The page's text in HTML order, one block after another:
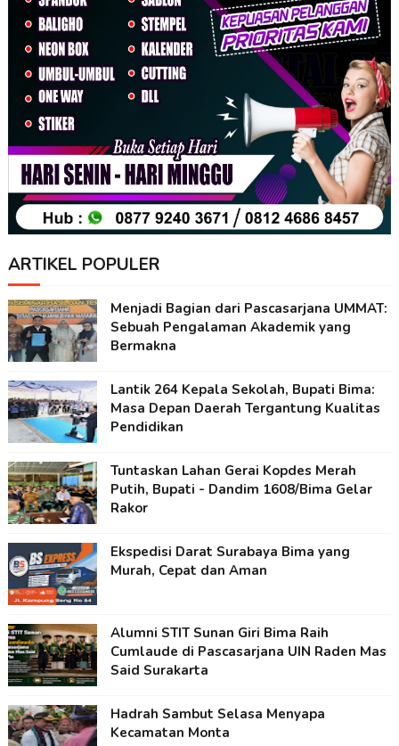
ARTIKEL POPULER
Menjadi Bagian dari Pascasarjana UMMAT:
Sebuah Pengalaman Akademik yang
Bermakna
Lantik 264 Kepala Sekolah, Bupati Bima:
Masa Depan Daerah Tergantung Kualitas
Pendidikan
Tuntaskan Lahan Gerai Kopdes Merah
Putih, Bupati - Dandim 1608/Bima Gelar
Rakor
Ekspedisi Darat Surabaya Bima yang
Murah, Cepat dan Aman
Alumni STIT Sunan Giri Bima Raih
Cumlaude di Pascasarjana UIN Raden Mas
Said Surakarta
Hadrah Sambut Selasa Menyapa
Kecamatan Monta